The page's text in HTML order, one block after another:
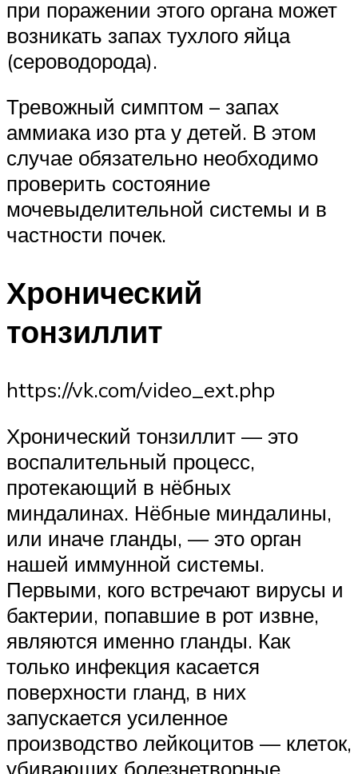
при поражении этого органа может
возникать запах тухлого яйца
(сероводорода).
Тревожный симптом – запах
аммиака изо рта у детей. В этом
случае обязательно необходимо
проверить состояние
мочевыделительной системы и в
частности почек.
Хронический
тонзиллит
https://vk.com/video_ext.php
Хронический тонзиллит — это
воспалительный процесс,
протекающий в нёбных
миндалинах. Нёбные миндалины,
или иначе гланды, — это орган
нашей иммунной системы.
Первыми, кого встречают вирусы и
бактерии, попавшие в рот извне,
являются именно гланды. Как
только инфекция касается
поверхности гланд, в них
запускается усиленное
производство лейкоцитов — клеток,
убивающих болезнетворные